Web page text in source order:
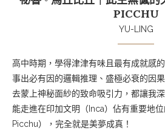
PICCHU
YU-LING
高中時期，學得津津有味且最有成就感
事出必有因的邏輯推理、盛極必衰的因
去蒙上神秘面紗的致命吸引力，都讓我深
能走進在印加文明（Inca）佔有重要地
Picchu），完全就是美夢成真！